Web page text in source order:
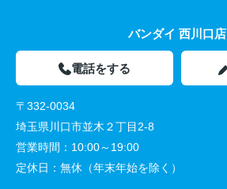
バンダイ 西川口店
電話をする
〒332-0034
埼玉県川口市並木２丁目2-8
営業時間： 10:00～19:00
定休日： 無休（年末年始を除く）